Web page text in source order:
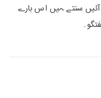
سنتے ہیں اس بارے